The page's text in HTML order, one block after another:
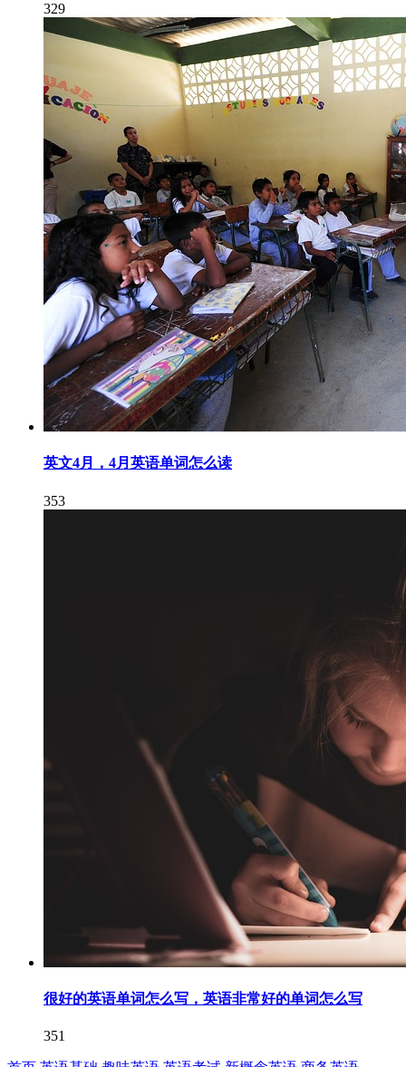
329
英文4月，4月英语单词怎么读
353
很好的英语单词怎么写，英语非常好的单词怎么写
351